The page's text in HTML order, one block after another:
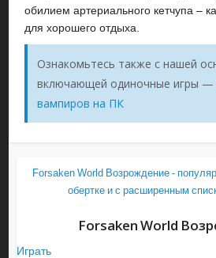
обилием артериального кетчупа –
для хорошего отдыха.
Ознакомьтесь также с нашей
включающей одиночные игры
вампиров на ПК
Forsaken World Возрождение -
обертке и с расширенным
Forsaken World
Играть